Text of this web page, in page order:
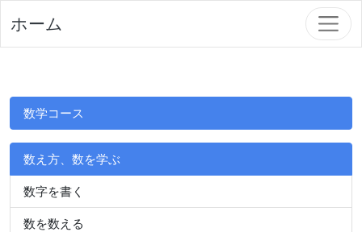
ホーム
数学コース
数え方、数を学ぶ
数字を書く
数を数える